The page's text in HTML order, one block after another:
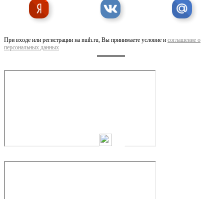
При входе или регистрации на nuih.ru, Вы принимаете условие и соглашение о
персональных данных